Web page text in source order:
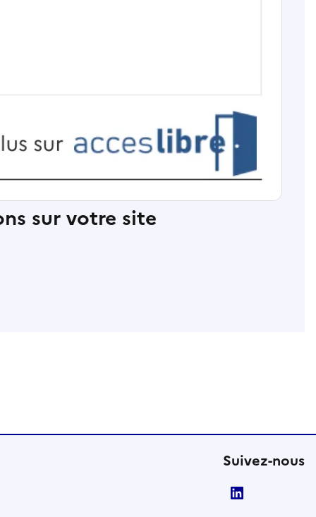
sur votre site
Suivez-nous